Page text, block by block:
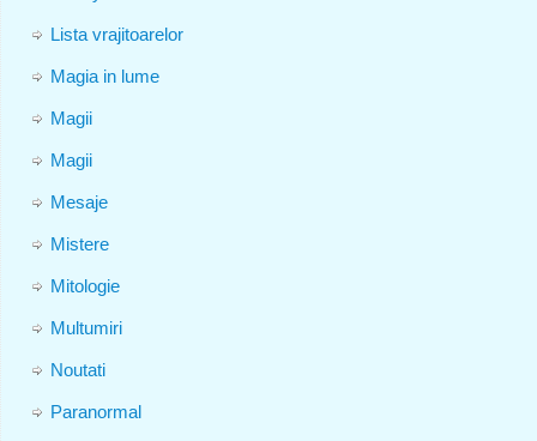
Lista vrajitoarelor
Magia in lume
Magii
Magii
Mesaje
Mistere
Mitologie
Multumiri
Noutati
Paranormal